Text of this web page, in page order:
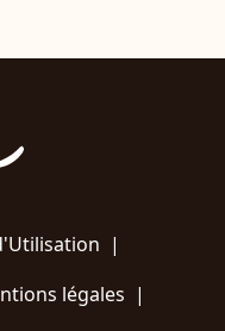
|
légales |